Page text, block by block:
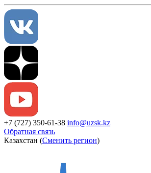
+7 (727) 350-61-38 info@uzsk.kz
Обратная связь
Казахстан (Сменить регион)